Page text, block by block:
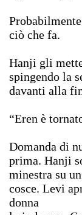
ciò che fa.
Hanji gli
spingendo la
davanti alla
“Eren è
Domanda di
prima. Hanji
minestra su
cosce. Levi
donna